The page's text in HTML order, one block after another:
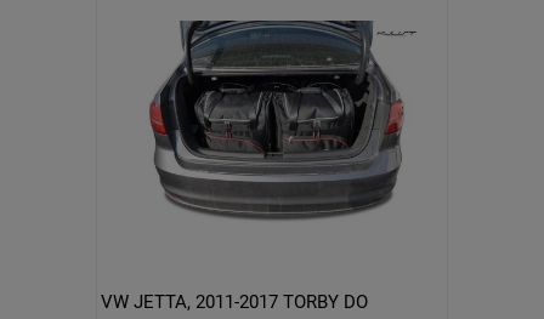
VW JETTA, 2011-2017 TORBY DO